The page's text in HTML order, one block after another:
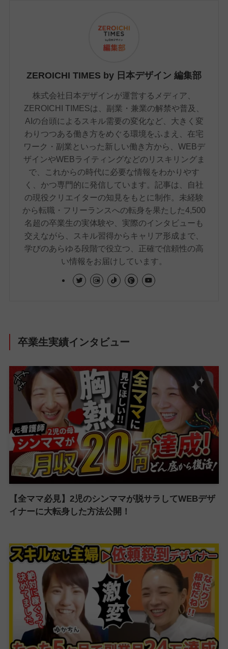
ZEROICHI TIMES by 日本デザイン 編集部
株式会社日本デザインが運営するメディア、
ZEROICHI TIMESは、副業・兼業の解禁や普及、
AIの台頭によるスキル需要の変化など、大きく変
わりつつある働き方をめぐる環境をふまえ、在宅
ワーク・副業といった新しい働き方から、WEBデ
ザインやWEBライティングなどのリスキリングま
で、これからの時代に必要な情報をわかりやす
く、かつ専門的に発信しています。記事は、自社
の現役クリエイターの知見をもとに制作。未経験
から転職・フリーランスへの転身を果たした4,500
名超の卒業生の実体験や、実際のインタビューも
交えながら、スキル習得からキャリア形成まで、
学びのあらゆる段階で役立つ、正確で信頼性の高
い情報をお届けしています。
卒業生実績インタビュー
【全ママ必見】2児のシンママが脱サラしてWEBデザ
イナーに大転身した方法公開！